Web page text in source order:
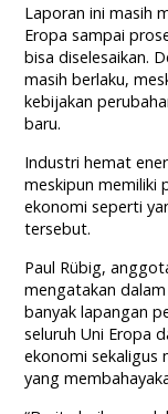
Laporan ini masih
Eropa sampai
bisa diselesaikan.
masih berlaku,
kebijakan
baru.
Industri hemat
meskipun memiliki
ekonomi seperti
tersebut.
Paul Rübig,
mengatakan
banyak lapangan
seluruh Uni Eropa
ekonomi sekaligus
yang